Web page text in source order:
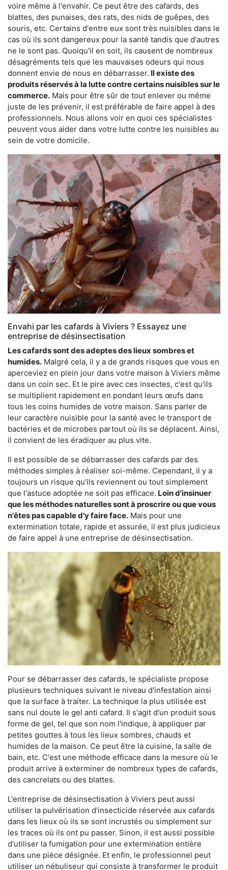
voire même à l'envahir. Ce peut être des cafards, des
blattes, des punaises, des rats, des nids de guêpes, des
souris, etc. Certains d'entre eux sont très nuisibles dans le
cas où ils sont dangereux pour la santé tandis que d'autres
ne le sont pas. Quoiqu'il en soit, ils causent de nombreux
désagréments tels que les mauvaises odeurs qui nous
donnent envie de nous en débarrasser. Il existe des
produits réservés à la lutte contre certains nuisibles sur le
commerce. Mais pour être sûr de tout enlever ou même
juste de les prévenir, il est préférable de faire appel à des
professionnels. Nous allons voir en quoi ces spécialistes
peuvent vous aider dans votre lutte contre les nuisibles au
sein de votre domicile.
Envahi par les cafards à Viviers ? Essayez une
entreprise de désinsectisation
Les cafards sont des adeptes des lieux sombres et
humides. Malgré cela, il y a de grands risques que vous en
aperceviez en plein jour dans votre maison à Viviers même
dans un coin sec. Et le pire avec ces insectes, c'est qu'ils
se multiplient rapidement en pondant leurs œufs dans
tous les coins humides de votre maison. Sans parler de
leur caractère nuisible pour la santé avec le transport de
bactéries et de microbes partout où ils se déplacent. Ainsi,
il convient de les éradiquer au plus vite.
Il est possible de se débarrasser des cafards par des
méthodes simples à réaliser soi-même. Cependant, il y a
toujours un risque qu'ils reviennent ou tout simplement
que l'astuce adoptée ne soit pas efficace. Loin d'insinuer
que les méthodes naturelles sont à proscrire ou que vous
n'êtes pas capable d'y faire face. Mais pour une
extermination totale, rapide et assurée, il est plus judicieux
de faire appel à une entreprise de désinsectisation.
Pour se débarrasser des cafards, le spécialiste propose
plusieurs techniques suivant le niveau d'infestation ainsi
que la surface à traiter. La technique la plus utilisée est
sans nul doute le gel anti cafard. Il s'agit d'un produit sous
forme de gel, tel que son nom l'indique, à appliquer par
petites gouttes à tous les lieux sombres, chauds et
humides de la maison. Ce peut être la cuisine, la salle de
bain, etc. C'est une méthode efficace dans la mesure où le
produit arrive à exterminer de nombreux types de cafards,
des cancrelats ou des blattes.
L'entreprise de désinsectisation à Viviers peut aussi
utiliser la pulvérisation d'insecticide réservée aux cafards
dans les lieux où ils se sont incrustés ou simplement sur
les traces où ils ont pu passer. Sinon, il est aussi possible
d'utiliser la fumigation pour une extermination entière
dans une pièce désignée. Et enfin, le professionnel peut
utiliser un nébuliseur qui consiste à transformer le produit